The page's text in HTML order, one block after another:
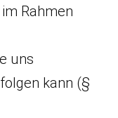
Rahmen
uns
kann (§